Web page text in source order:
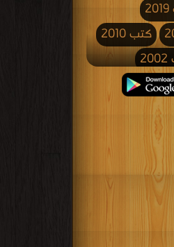
كتب 2010
كتب 1993
كتب 1984
كتب 1975
كتب 1966
كتب 1957
كتب 1948